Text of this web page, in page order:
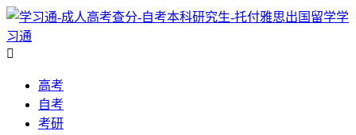
学
习通

高考
自考
考研